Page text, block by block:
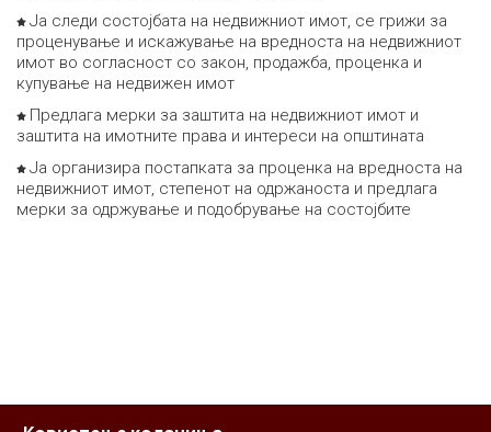
Ја следи состојбата на недвижниот имот, се грижи за
проценување и искажување на вредноста на недвижниот
имот во согласност со закон, продажба, проценка и
купување на недвижен имот
Предлага мерки за заштита на недвижниот имот и
заштита на имотните права и интереси на општината
Ја организира постапката за проценка на вредноста на
недвижниот имот, степенот на одржаноста и предлага
мерки за одржување и подобрување на состојбите